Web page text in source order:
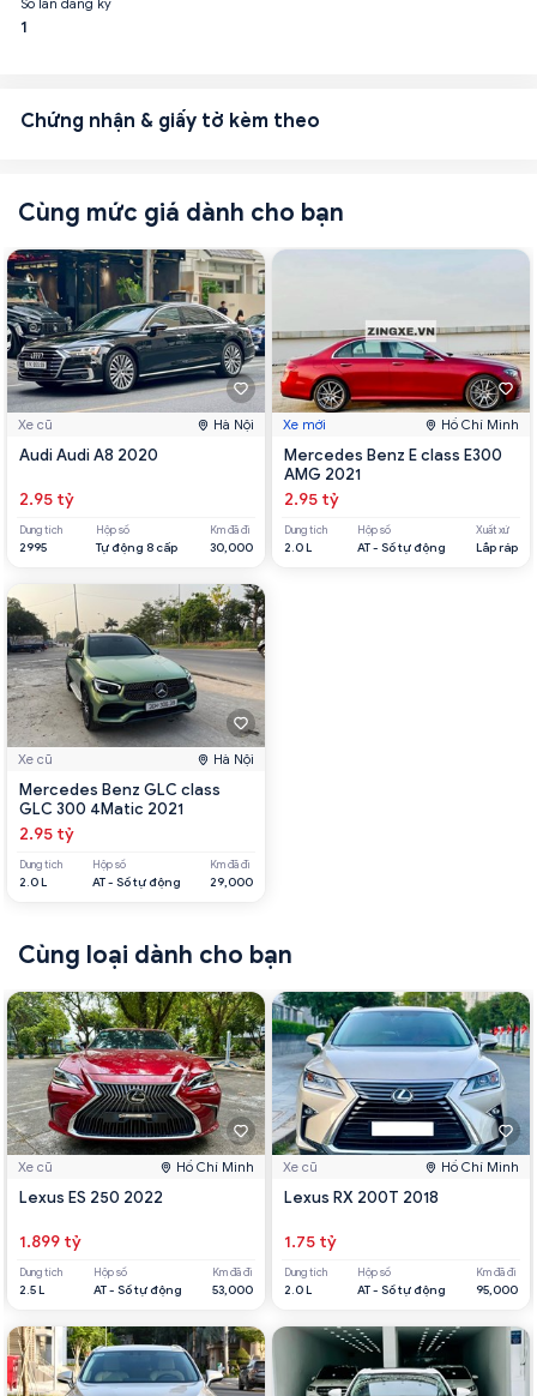
Số lần đăng ký
1
Chứng nhận & giấy tờ kèm theo
Cùng mức giá dành cho bạn
Xe cũ Hà Nội
Audi Audi A8 2020
2.95 tỷ
Dung tích
2995
Hộp số
Tự động 8 cấp
Km đã đi
30,000
Xe cũ Hà Nội
Mercedes Benz GLC class
GLC 300 4Matic 2021
2.95 tỷ
Dung tích
2.0 L
Hộp số
AT - Số tự động
Km đã đi
29,000
Xe mới Hồ Chí Minh
Mercedes Benz E class E300
AMG 2021
2.95 tỷ
Dung tích
2.0 L
Hộp số
AT - Số tự động
Xuất xứ
Lắp ráp
Cùng loại dành cho bạn
Xe cũ Hồ Chí Minh
Lexus ES 250 2022
1.899 tỷ
Dung tích
2.5 L
Hộp số
AT - Số tự động
Km đã đi
53,000
Xe cũ Hồ Chí Minh
Lexus RX 200T 2018
1.75 tỷ
Dung tích
2.0 L
Hộp số
AT - Số tự động
Km đã đi
95,000